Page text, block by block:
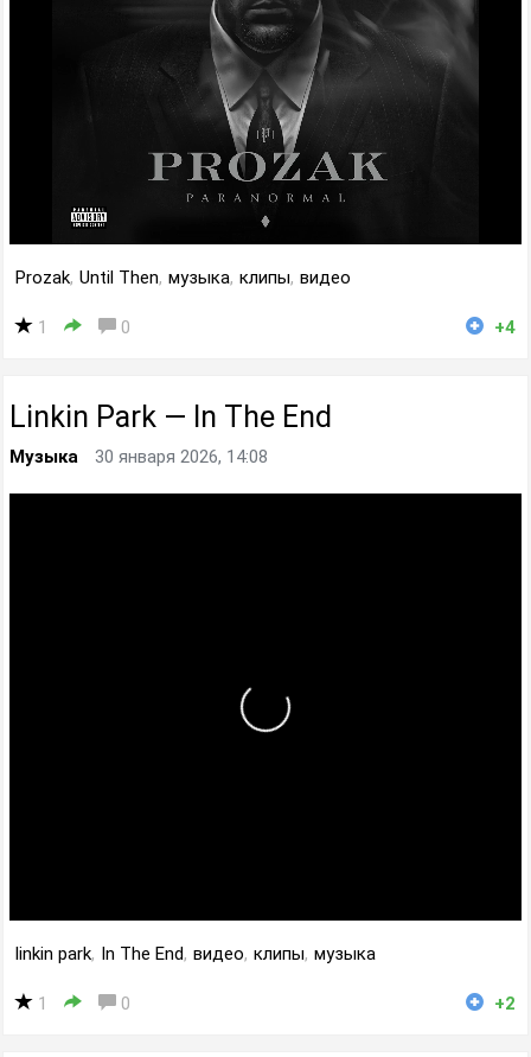
Prozak, Until Then, музыка, клипы, видео
1 0 +4
Linkin Park — In The End
Музыка 30 января 2026, 14:08
linkin park, In The End, видео, клипы, музыка
1 0 +2